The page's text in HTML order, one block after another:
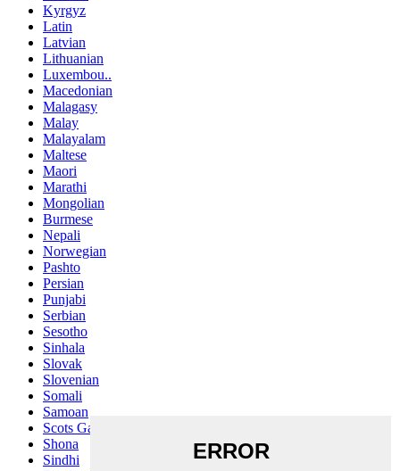
Kyrgyz
Latin
Latvian
Lithuanian
Luxembou..
Macedonian
Malagasy
Malay
Malayalam
Maltese
Maori
Marathi
Mongolian
Burmese
Nepali
Norwegian
Pashto
Persian
Punjabi
Serbian
Sesotho
Sinhala
Slovak
Slovenian
Somali
Samoan
Scots Gaelic
Shona
Sindhi